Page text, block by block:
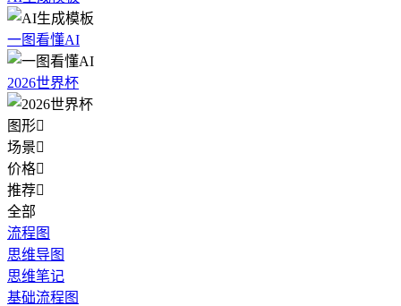
一图看懂AI
2026世界杯
图形
场景
价格
推荐
全部
流程图
思维导图
思维笔记
基础流程图